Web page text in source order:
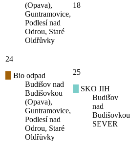
(Opava),
Guntramovice,
Podlesí nad
Odrou, Staré
Oldřůvky
18
24
Bio odpad
Budišov nad
Budišovkou
(Opava),
Guntramovice,
Podlesí nad
Odrou, Staré
Oldřůvky
25
SKO JIH
Budišov
nad
Budišovkou
SEVER